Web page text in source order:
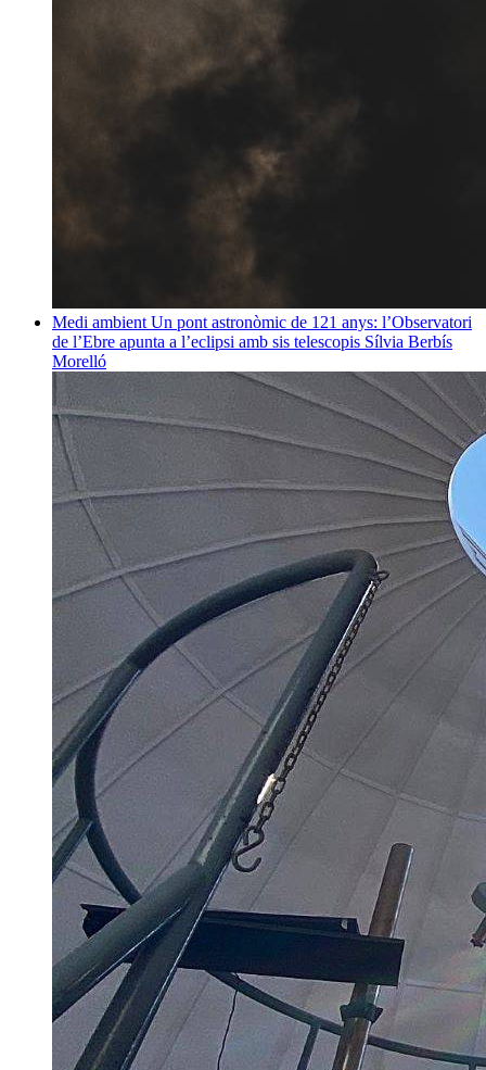
Medi ambient Un pont astronòmic de 121 anys: l’Observatori
de l’Ebre apunta a l’eclipsi amb sis telescopis Sílvia Berbís
Morelló